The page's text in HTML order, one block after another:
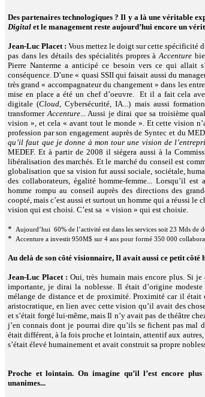
Des partenaires technologiques ? Il y a là une véritable
Digital et le management reste aujourd’hui encore un
Jean-Luc Placet : Vous mettez le doigt sur cette spécificité
pas dans les détails des spécialités propres àAccenture
Pierre Nanterme a anticipé ce besoin vers ce qui allait
conséquence. D’une « quasi SSII qui faisait aussi du
très grand « accompagnateur du changement » dans les
mise en place a été un chef d’oeuvre. Et il a fait cela
digitale (Cloud, Cybersécurité, IA...) mais aussi
transformerAccenture... Aussi je dirai que sa troisième
vision », et cela « avant tout le monde ». Et cette vision
profession par son engagement auprès de Syntec et du
qu’il faut que je donne à mon tour une vision de
MEDEF. Et à partir de 2008 il siégera aussi à la
libéralisation des marchés. Et le marché du conseil est
globalisation que sa vision fut aussi sociale, sociétale,
des collaborateurs, égalité homme-femme... Lorsqu’il
homme rompu au conseil auprès des directions des
coopté, mais c’est aussi et surtout un homme qui a réussi le
vision qui est choisi. C’est sa « vision » qui est choisie.
* Aujourd’hui 60% de l’activité est dans les services soit 23 Mds de
* Accenture a investit 950M$ sur 4 ans pour formé 350 000
Au delà de son côté visionnaire, Il avait aussi ce petit
Jean-Luc Placet :Oui, très humain mais encore plus. Si
importante, je dirai la noblesse. Il était d’origine
mélange de distance et de proximité. Proximité car il
aristocratique, en lien avec cette vision qu’il avait des
et s’était forgé lui-même, mais Il n’y avait pas de théâtre
j’en connais dont je pourrai dire qu’ils se fichent pas mal
était différent, à la fois proche et lointain, attentif aux
s’était élevé humainement et avait construit sa propre
Proche et lointain. On imagine qu’il l’est encore
unanimes...